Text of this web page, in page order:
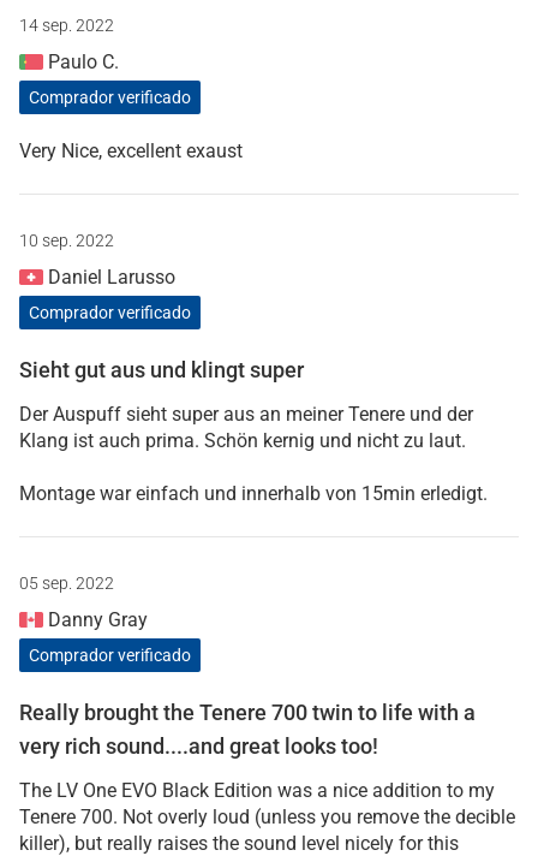
14 sep. 2022
Paulo C.
Comprador verificado
Very Nice, excellent exaust
10 sep. 2022
Daniel Larusso
Comprador verificado
Sieht gut aus und klingt super
Der Auspuff sieht super aus an meiner Tenere und der
Klang ist auch prima. Schön kernig und nicht zu laut.
Montage war einfach und innerhalb von 15min erledigt.
05 sep. 2022
Danny Gray
Comprador verificado
Really brought the Tenere 700 twin to life with a
very rich sound....and great looks too!
The LV One EVO Black Edition was a nice addition to my
Tenere 700. Not overly loud (unless you remove the decible
killer), but really raises the sound level nicely for this